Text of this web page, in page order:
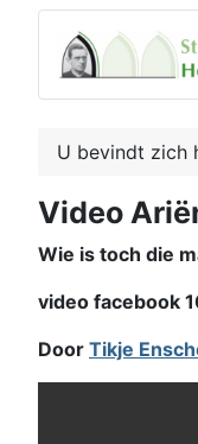
U bevindt zich
Video
Wie is toch die
video facebook
Door Tikje